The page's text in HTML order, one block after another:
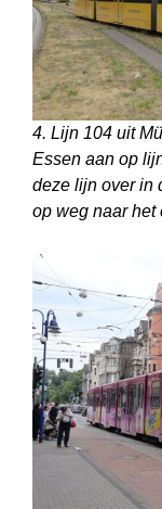
4. Lijn 104 uit
Essen aan op
deze lijn over in
op weg naar het